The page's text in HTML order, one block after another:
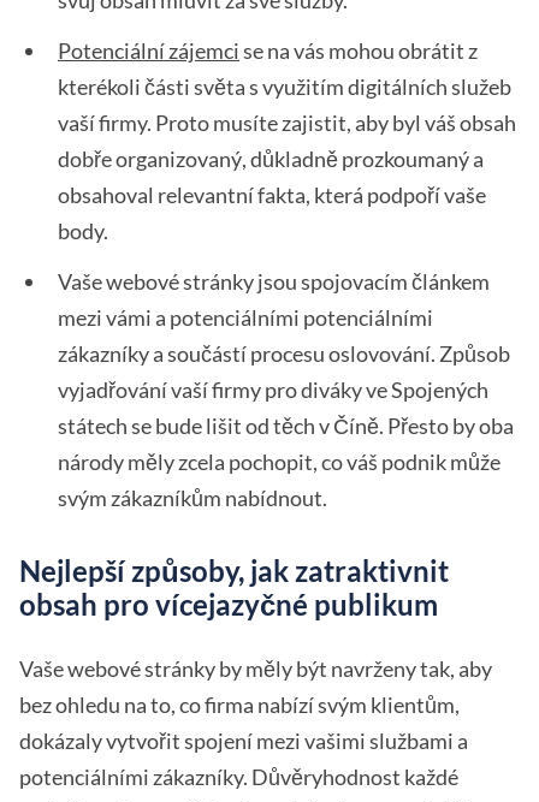
Potenciální zájemcise na vás mohou obrátit z
kterékoli části světa s využitím digitálních služeb
vaší firmy. Proto musíte zajistit, aby byl váš obsah
dobře organizovaný, důkladně prozkoumaný a
obsahoval relevantní fakta, která podpoří vaše
body.
Vaše webové stránky jsou spojovacím článkem
mezi vámi a potenciálními potenciálními
zákazníky a součástí procesu oslovování. Způsob
vyjadřování vaší firmy pro diváky ve Spojených
státech se bude lišit od těch v Číně. Přesto by oba
národy měly zcela pochopit, co váš podnik může
svým zákazníkům nabídnout.
Nejlepší způsoby, jak zatraktivnit
obsah pro vícejazyčné publikum
Vaše webové stránky by měly být navrženy tak, aby
bez ohledu na to, co firma nabízí svým klientům,
dokázaly vytvořit spojení mezi vašimi službami a
potenciálními zákazníky. Důvěryhodnost každé